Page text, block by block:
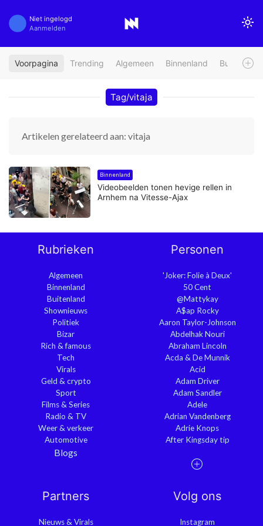
Niet ingelogd
Aanmelden
Voorpagina Trending Algemeen Binnenland Buitenland
Tag/vitaja
Artikelen gerelateerd aan: vitaja
Binnenland
Videobeelden tonen hevige rellen in
Arnhem na Vitesse-Ajax
Rubrieken
Algemeen
Binnenland
Buitenland
Shownieuws
Politiek
Bizar
Rich & famous
Tech
Virals
Geld & crypto
Sport
Films & Series
Radio & TV
Weer & verkeer
Automotive
Blogs
Personen
'Joker: Folie à Deux'
50 Cent
@Mattykay
A$ap Rocky
Aaron Taylor-Johnson
Abdelhak Nouri
Abraham Lincoln
Acda & De Munnik
Acid
Adam Driver
Adam Sandler
Adele
Adrian Vandenberg
Adrie Knops
After Kingsday tip
Partners
Nieuws & Virals
Volg ons
Instagram